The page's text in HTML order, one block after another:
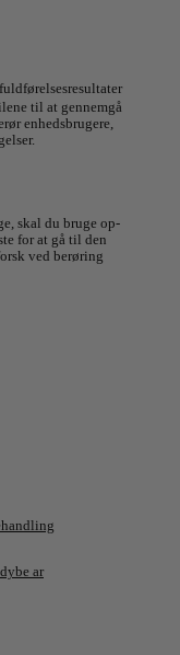
til at gennemgå
enhedsbrugere,
skal du bruge op-
for at gå til den
ved berøring
ar